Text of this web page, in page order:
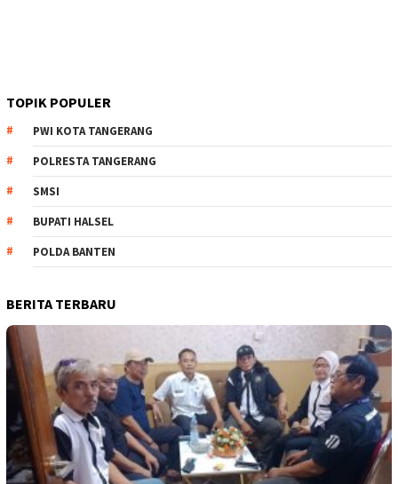
TOPIK POPULER
PWI KOTA TANGERANG
POLRESTA TANGERANG
SMSI
BUPATI HALSEL
POLDA BANTEN
BERITA TERBARU